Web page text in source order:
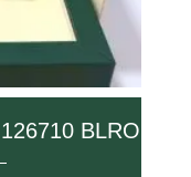
BLRO